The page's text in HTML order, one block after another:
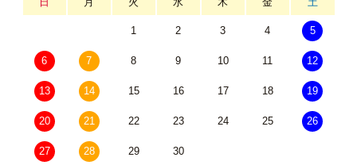
1 2 3 4 5
6 7 8 9 10 11 12
13 14 15 16 17 18 19
20 21 22 23 24 25 26
27 28 29 30